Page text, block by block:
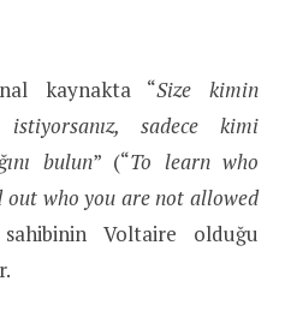
kaynakta “Size kimin
sadece kimi
bulun” (“To learn who
who you are not allowed
Voltaire olduğu